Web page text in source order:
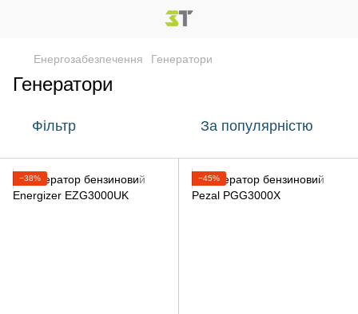
Енергозабезпечення Генератори
Генератори
Фільтр За популярністю
−38% −45%